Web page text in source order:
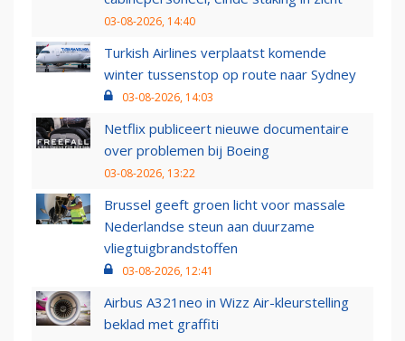
03-08-2026, 14:40
Turkish Airlines verplaatst komende
winter tussenstop op route naar Sydney
03-08-2026, 14:03
Netflix publiceert nieuwe documentaire
over problemen bij Boeing
03-08-2026, 13:22
Brussel geeft groen licht voor massale
Nederlandse steun aan duurzame
vliegtuigbrandstoffen
03-08-2026, 12:41
Airbus A321neo in Wizz Air-kleurstelling
beklad met graffiti